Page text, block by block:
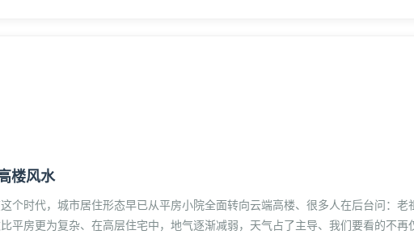
楼风水
个时代，城市居住形态早已从平房小院全面转向云端高楼、很多人在后台问：
平房更为复杂、在高层住宅中，地气逐渐减弱，天气占了主导、我们要看的不